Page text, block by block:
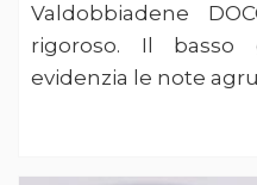
Valdobbiadene
rigoroso. Il basso
evidenzia le note